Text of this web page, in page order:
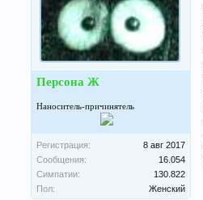
Персона Ж
Наноситель-причинятель
Регистрация:
8 авг 2017
Сообщения:
16.054
Симпатии:
130.822
Пол:
Женский